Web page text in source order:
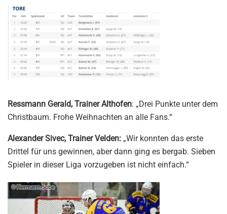
Ressmann Gerald, Trainer Althofen: „Drei Punkte unter dem
Christbaum. Frohe Weihnachten an alle Fans.“
Alexander Sivec, Trainer Velden: „Wir konnten das erste
Drittel für uns gewinnen, aber dann ging es bergab. Sieben
Spieler in dieser Liga vorzugeben ist nicht einfach.“